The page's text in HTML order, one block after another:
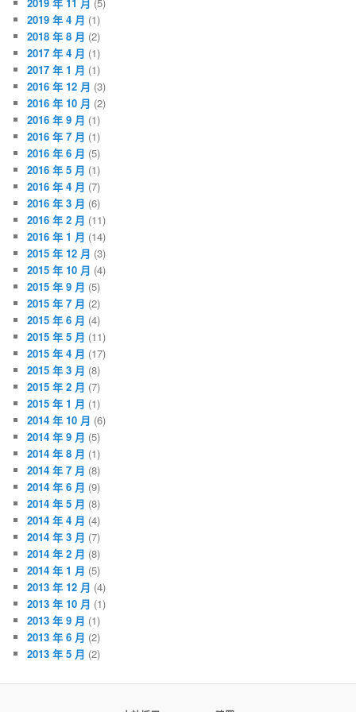
2019 年 4 月 (1)
2018 年 8 月 (2)
2017 年 4 月 (1)
2017 年 1 月 (1)
2016 年 12 月 (3)
2016 年 10 月 (2)
2016 年 9 月 (1)
2016 年 7 月 (1)
2016 年 6 月 (5)
2016 年 5 月 (1)
2016 年 4 月 (7)
2016 年 3 月 (6)
2016 年 2 月 (11)
2016 年 1 月 (14)
2015 年 12 月 (3)
2015 年 10 月 (4)
2015 年 9 月 (5)
2015 年 7 月 (2)
2015 年 6 月 (4)
2015 年 5 月 (11)
2015 年 4 月 (17)
2015 年 3 月 (8)
2015 年 2 月 (7)
2015 年 1 月 (1)
2014 年 10 月 (6)
2014 年 9 月 (5)
2014 年 8 月 (1)
2014 年 7 月 (8)
2014 年 6 月 (9)
2014 年 5 月 (8)
2014 年 4 月 (4)
2014 年 3 月 (7)
2014 年 2 月 (8)
2014 年 1 月 (5)
2013 年 12 月 (4)
2013 年 10 月 (1)
2013 年 9 月 (1)
2013 年 6 月 (2)
2013 年 5 月 (2)